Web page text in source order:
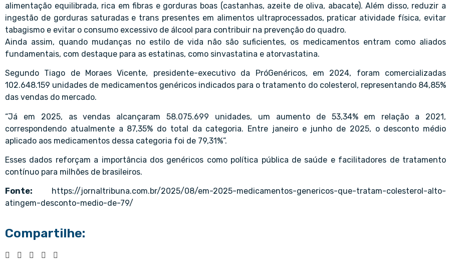
alimentação equilibrada, rica em fibras e gorduras boas (castanhas, azeite de oliva, abacate). Além disso, reduzir a
ingestão de gorduras saturadas e trans presentes em alimentos ultraprocessados, praticar atividade física, evitar
tabagismo e evitar o consumo excessivo de álcool para contribuir na prevenção do quadro.
Ainda assim, quando mudanças no estilo de vida não são suficientes, os medicamentos entram como aliados
fundamentais, com destaque para as estatinas, como sinvastatina e atorvastatina.
Segundo Tiago de Moraes Vicente, presidente-executivo da PróGenéricos, em 2024, foram comercializadas
102.648.159 unidades de medicamentos genéricos indicados para o tratamento do colesterol, representando 84,85%
das vendas do mercado.
“Já em 2025, as vendas alcançaram 58.075.699 unidades, um aumento de 53,34% em relação a 2021,
correspondendo atualmente a 87,35% do total da categoria. Entre janeiro e junho de 2025, o desconto médio
aplicado aos medicamentos dessa categoria foi de 79,31%”.
Esses dados reforçam a importância dos genéricos como política pública de saúde e facilitadores de tratamento
contínuo para milhões de brasileiros.
Fonte:
https://jornaltribuna.com.br/2025/08/em-2025-medicamentos-genericos-que-tratam-colesterol-alto-
atingem-desconto-medio-de-79/
Compartilhe: